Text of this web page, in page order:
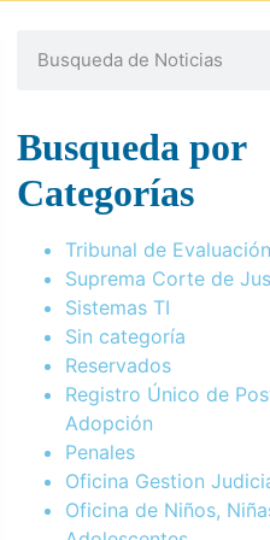
Busqueda por
Categorías
Tribunal de Evaluación
Suprema Corte de
Sistemas TI
Sin categoría
Reservados
Registro Único de
Adopción
Penales
Oficina Gestion
Oficina de Niños,